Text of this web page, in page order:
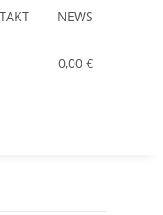
NEWS
0,00 €